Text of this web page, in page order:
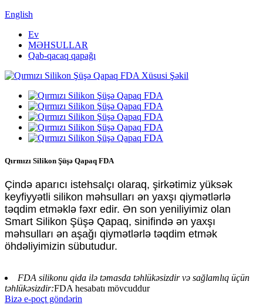
English
Ev
MƏHSULLAR
Qab-qacaq qapağı
Qırmızı Silikon Şüşə Qapaq FDA
Çində aparıcı istehsalçı olaraq, şirkətimiz yüksək
keyfiyyətli silikon məhsulları ən yaxşı qiymətlərlə
təqdim etməklə fəxr edir. Ən son yeniliyimiz olan
Smart Silikon Şüşə Qapaq, sinifində ən yaxşı
məhsulları ən aşağı qiymətlərlə təqdim etmək
öhdəliyimizin sübutudur.
FDA silikonu qida ilə təmasda təhlükəsizdir və sağlamlıq üçün
təhlükəsizdir:FDA hesabatı mövcuddur
Bizə e-poçt göndərin